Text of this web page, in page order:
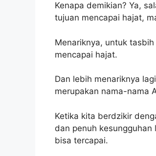
Kenapa demikian? Ya,
tujuan mencapai hajat,
Menariknya, untuk
mencapai hajat.
Dan lebih menariknya
merupakan nama-nama
Ketika kita berdzikir
dan penuh
bisa tercapai.